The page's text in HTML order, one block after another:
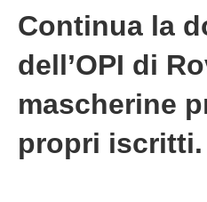
Continua la
dell’OPI di
mascherine
propri iscritti.